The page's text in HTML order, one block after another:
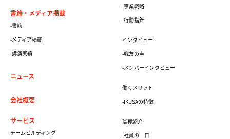
書籍・メディア掲載
-書籍
-メディア掲載
-講演実績
ニュース
会社概要
サービス
チームビルディング
-事業戦略
-行動指針
インタビュー
-戦友の声
-メンバーインタビュー
働くメリット
-IKUSAの特徴
職種紹介
-社員の一日